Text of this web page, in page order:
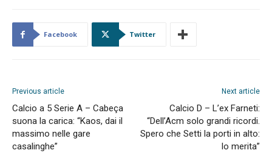
Facebook Twitter
Previous article
Calcio a 5 Serie A – Cabeça
suona la carica: “Kaos, dai il
massimo nelle gare
casalinghe”
Next article
Calcio D – L’ex Farneti:
“Dell’Acm solo grandi ricordi.
Spero che Setti la porti in alto:
lo merita”